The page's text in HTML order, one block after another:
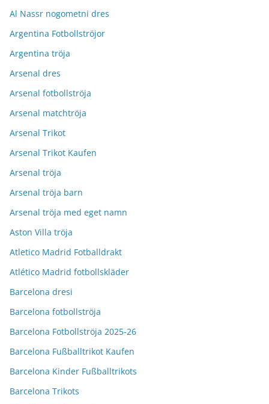
Al Nassr nogometni dres
Argentina Fotbollströjor
Argentina tröja
Arsenal dres
Arsenal fotbollströja
Arsenal matchtröja
Arsenal Trikot
Arsenal Trikot Kaufen
Arsenal tröja
Arsenal tröja barn
Arsenal tröja med eget namn
Aston Villa tröja
Atletico Madrid Fotballdrakt
Atlético Madrid fotbollskläder
Barcelona dresi
Barcelona fotbollströja
Barcelona Fotbollströja 2025-26
Barcelona Fußballtrikot Kaufen
Barcelona Kinder Fußballtrikots
Barcelona Trikots